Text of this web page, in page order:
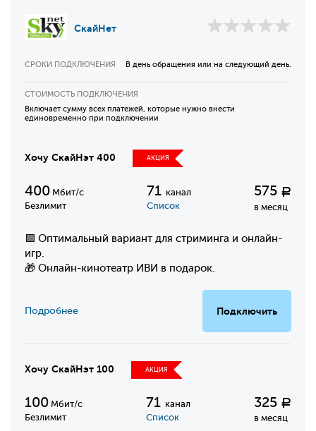
СкайНет
СРОКИ ПОДКЛЮЧЕНИЯ В день обращения или на следующий день.
СТОИМОСТЬ ПОДКЛЮЧЕНИЯ
Включает сумму всех платежей, которые нужно внести
единовременно при подключении
Хочу СкайНэт 400 АКЦИЯ
400 Мбит/с
Безлимит
71 канал
Список
575 Р
в месяц
🟩 Оптимальный вариант для стриминга и онлайн-
игр.
🎁 Онлайн-кинотеатр ИВИ в подарок.
Подключить
Подробнее
Хочу СкайНэт 100 АКЦИЯ
100 Мбит/с
Безлимит
71 канал
Список
325 Р
в месяц